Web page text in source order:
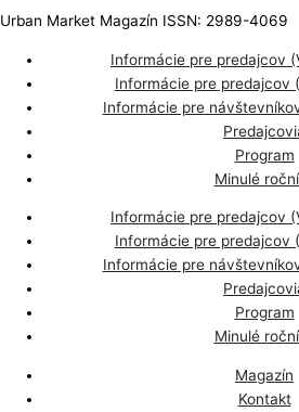
Urban Market Magazín ISSN: 2989-4069
Informácie pre predajcov
Informácie pre predajcov
Informácie pre
Program
Minulé
Informácie pre predajcov
Informácie pre predajcov
Informácie pre
Program
Minulé
Magazín
Kontakt